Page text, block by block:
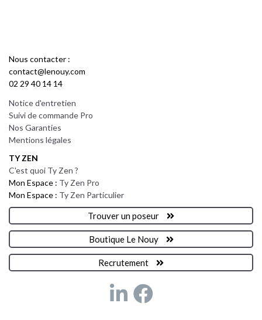
Nous contacter :
contact@lenouy.com
02 29 40 14 14
Notice d'entretien
Suivi de commande Pro
Nos Garanties
Mentions légales
TY ZEN
C'est quoi Ty Zen ?
Mon Espace : Ty Zen Pro
Mon Espace : Ty Zen Particulier
Trouver un poseur
Boutique Le Nouy
Recrutement